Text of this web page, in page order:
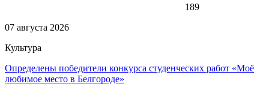
189
07 августа 2026
Культура
Определены победители конкурса студенческих работ «Моё
любимое место в Белгороде»